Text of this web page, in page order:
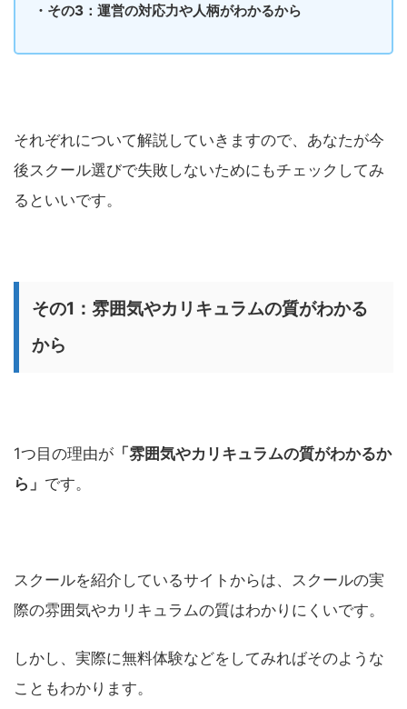
・その3：運営の対応力や人柄がわかるから
それぞれについて解説していきますので、あなたが今
後スクール選びで失敗しないためにもチェックしてみ
るといいです。
その1：雰囲気やカリキュラムの質がわかる
から
1つ目の理由が 「雰囲気やカリキュラムの質がわかるか
ら」 です。
スクールを紹介しているサイトからは、スクールの実
際の雰囲気やカリキュラムの質はわかりにくいです。
しかし、実際に無料体験などをしてみればそのような
こともわかります。